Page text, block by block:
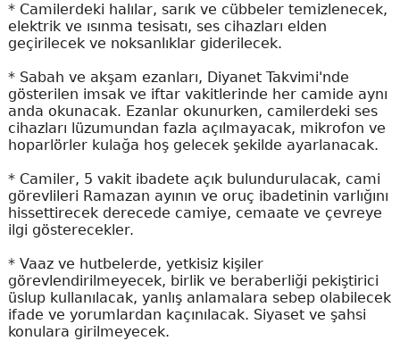
* Camilerdeki halılar, sarık ve cübbeler temizlenecek,
elektrik ve ısınma tesisatı, ses cihazları elden
geçirilecek ve noksanlıklar giderilecek.
* Sabah ve akşam ezanları, Diyanet Takvimi'nde
gösterilen imsak ve iftar vakitlerinde her camide aynı
anda okunacak. Ezanlar okunurken, camilerdeki ses
cihazları lüzumundan fazla açılmayacak, mikrofon ve
hoparlörler kulağa hoş gelecek şekilde ayarlanacak.
* Camiler, 5 vakit ibadete açık bulundurulacak, cami
görevlileri Ramazan ayının ve oruç ibadetinin varlığını
hissettirecek derecede camiye, cemaate ve çevreye
ilgi gösterecekler.
* Vaaz ve hutbelerde, yetkisiz kişiler
görevlendirilmeyecek, birlik ve beraberliği pekiştirici
üslup kullanılacak, yanlış anlamalara sebep olabilecek
ifade ve yorumlardan kaçınılacak. Siyaset ve şahsi
konulara girilmeyecek.